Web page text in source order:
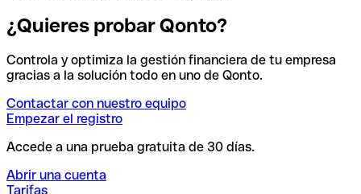
¿Quieres probar Qonto?
Controla y optimiza la gestión financiera de tu empresa
gracias a la solución todo en uno de Qonto.
Contactar con nuestro equipo
Empezar el registro
Accede a una prueba gratuita de 30 días.
Abrir una cuenta
Tarifas